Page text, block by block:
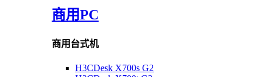
商用PC
商用台式机
H3CDesk X700s G2